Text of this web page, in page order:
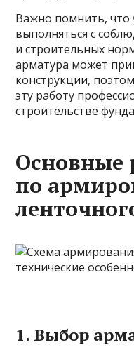
Важно помнить, что
выполняться с
и строительных
арматура может
конструкции,
эту работу
строительстве
Основные
по
1. Выбор